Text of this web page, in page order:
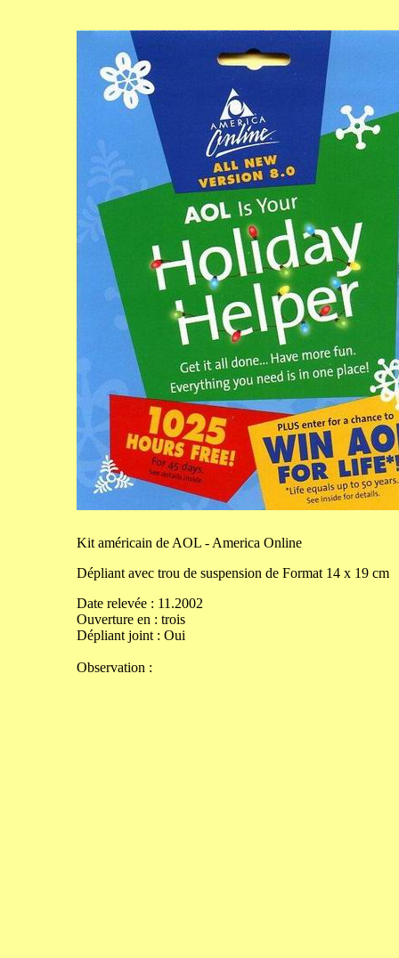
Kit américain de AOL - America Online
Dépliant avec trou de suspension de Format 14 x 19 cm
Date relevée : 11.2002
Ouverture en : trois
Dépliant joint : Oui
Observation :